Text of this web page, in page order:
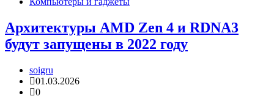
Архитектуры AMD Zen 4 и RDNA3
будут запущены в 2022 году
soigru
01.03.2026
0